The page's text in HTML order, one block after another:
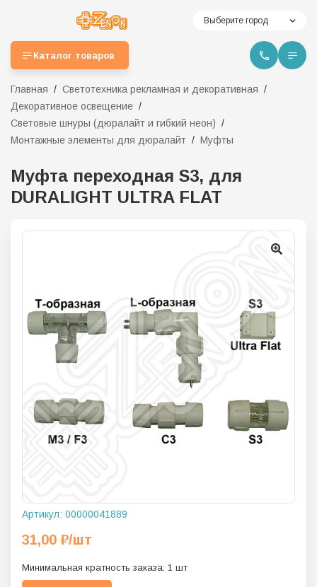
Выберите город
Каталог товаров
Главная
Светотехника рекламная и декоративная
Декоративное освещение
Световые шнуры (дюралайт и гибкий неон)
Монтажные элементы для дюралайт
Муфты
Муфта переходная S3, для
DURALIGHT ULTRA FLAT
Артикул: 00000041889
31,00 ₽/шт
Минимальная кратность заказа: 1 шт